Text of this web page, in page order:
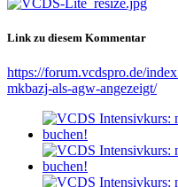
Link zu diesem Kommentar
https://forum.vcdspro.de/
mkbazj-als-agw-angezeigt/